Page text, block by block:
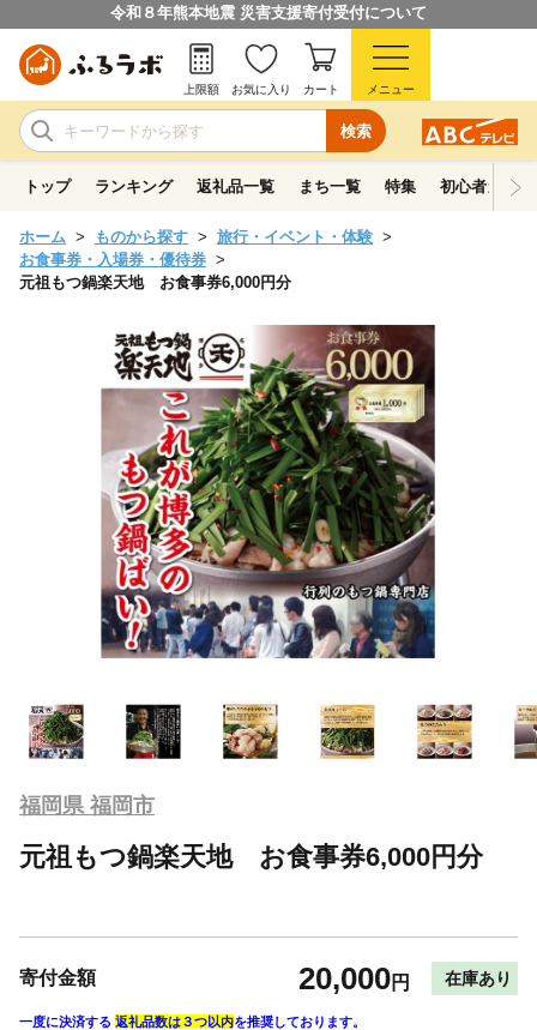
令和８年熊本地震 災害支援寄付受付について
検索
上限額 お気に入り カート メニュー
トップ ランキング 返礼品一覧 まち一覧 特集 初心者ガイド
ホーム ものから探す
旅行・イベント・体験
お食事券・入場券・優待券
元祖もつ鍋楽天地 お食事券6,000円分
福岡県 福岡市
元祖もつ鍋楽天地 お食事券6,000円分
寄付金額 20,000円 在庫あり
一度に決済する 返礼品数は３つ以内を推奨しております。